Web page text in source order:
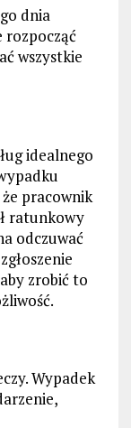
dnia
rozpocząć
wszystkie
idealnego
pracownik
ratunkowy
odczuwać
zrobić to
Wypadek